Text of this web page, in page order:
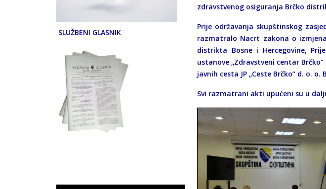
SLUŽBENI GLASNIK
zdravstvenog osiguranja Brčko
Prije održavanja skupštinskog
razmatralo Nacrt zakona o
distrikta Bosne i Hercegovine,
ustanove „Zdravstveni centar
javnih cesta JP „Ceste Brčko“ d. o.
Svi razmatrani akti upućeni su u